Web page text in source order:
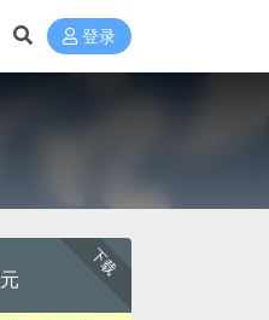
登录
下载
元